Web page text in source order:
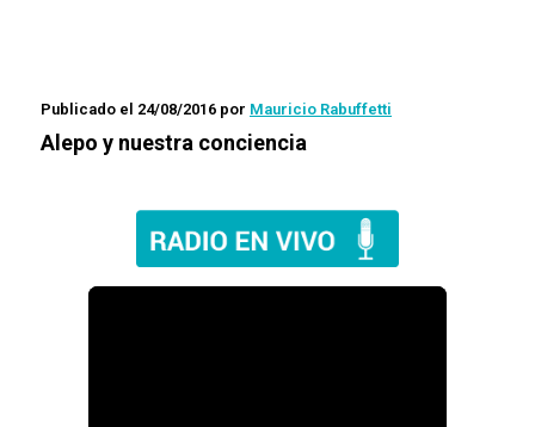
Publicado el 24/08/2016 por Mauricio Rabuffetti
Alepo y nuestra conciencia